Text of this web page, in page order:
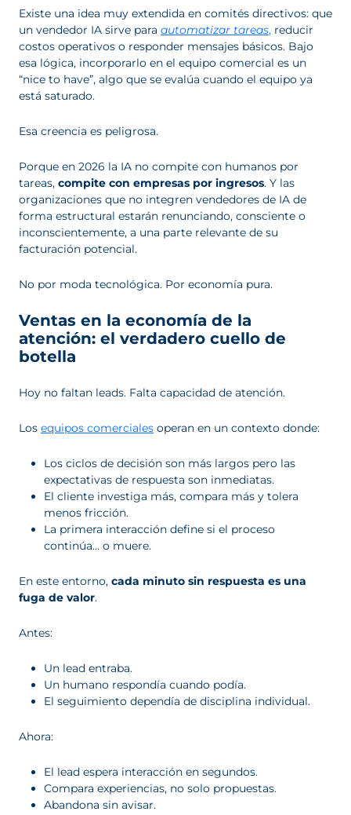
Existe una idea muy extendida en comités directivos: que
un vendedor IA sirve para automatizar tareas, reducir
costos operativos o responder mensajes básicos. Bajo
esa lógica, incorporarlo en el equipo comercial es un
“nice to have”, algo que se evalúa cuando el equipo ya
está saturado.
Esa creencia es peligrosa.
Porque en 2026 la IA no compite con humanos por
tareas, compite con empresas por ingresos. Y las
organizaciones que no integren vendedores de IA de
forma estructural estarán renunciando, consciente o
inconscientemente, a una parte relevante de su
facturación potencial.
No por moda tecnológica. Por economía pura.
Ventas en la economía de la
atención: el verdadero cuello de
botella
Hoy no faltan leads. Falta capacidad de atención.
Los equipos comerciales operan en un contexto donde:
Los ciclos de decisión son más largos pero las
expectativas de respuesta son inmediatas.
El cliente investiga más, compara más y tolera
menos fricción.
La primera interacción define si el proceso
continúa… o muere.
En este entorno, cada minuto sin respuesta es una
fuga de valor.
Antes:
Un lead entraba.
Un humano respondía cuando podía.
El seguimiento dependía de disciplina individual.
Ahora:
El lead espera interacción en segundos.
Compara experiencias, no solo propuestas.
Abandona sin avisar.